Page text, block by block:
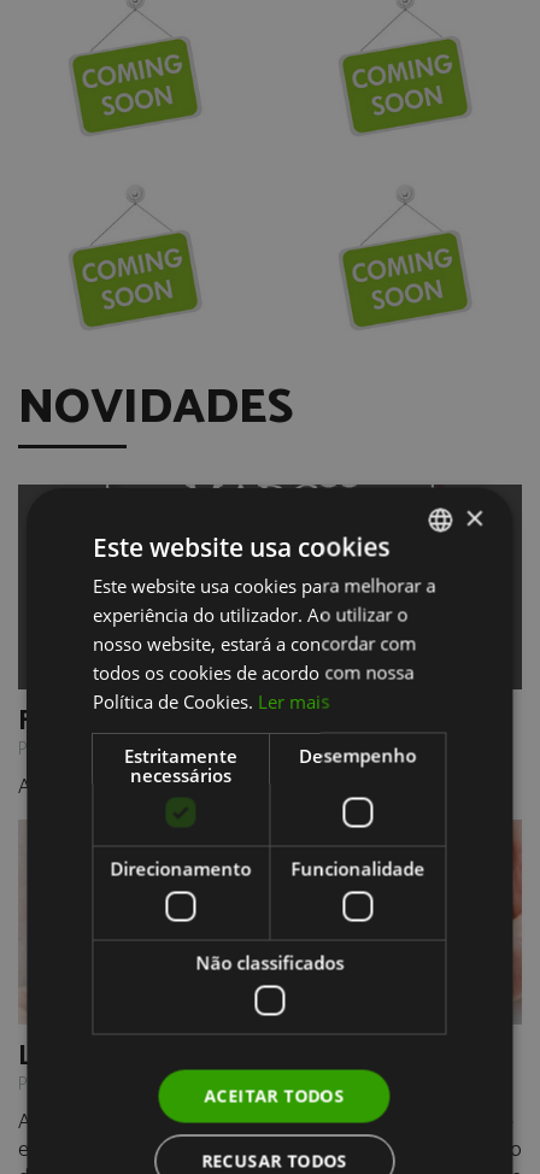
NOVIDADES
Feliz dia da mulher
Publicado em 08/03/2019
A Dentarmed celebra o dia da Mulher com ofertas para si
L-PRF - Leucocyte-Platelet Rich Fibrin
Publicado em 05/07/2019
A cicatrização de feridas tem sido sempre uma prioridade
em cirurgia oral. Num esforço para melhorar a cicatrização
PORTUGUESE
ENGLISH
×
Este website usa cookies
Este website usa cookies para melhorar a
experiência do utilizador. Ao utilizar o
nosso website, estará a concordar com
todos os cookies de acordo com nossa
Política de Cookies. Ler mais
Estritamente
necessários
Desempenho
Direcionamento Funcionalidade
Não classificados
ACEITAR TODOS
RECUSAR TODOS